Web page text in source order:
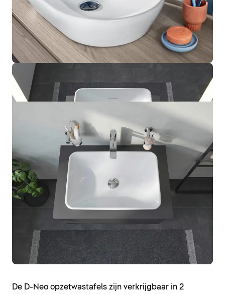
De D-Neo opzetwastafels zijn verkrijgbaar in 2